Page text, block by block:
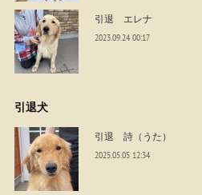
引退 エレナ
2023.09.24 00:17
引退犬
引退 詩（うた）
2025.05.05 12:34